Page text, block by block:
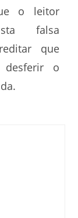
o leitor
falsa
que
o